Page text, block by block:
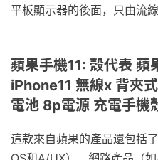
平板顯示器的後面，只由流
蘋果手機11: 殼代表 蘋
iPhone11 無線x 背夾
電池 8p電源 充電手機
這款來自蘋果的產品還包括